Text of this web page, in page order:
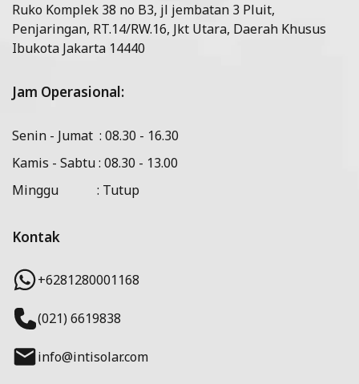
Ruko Komplek 38 no B3, jl jembatan 3 Pluit,
Penjaringan, RT.14/RW.16, Jkt Utara, Daerah Khusus
Ibukota Jakarta 14440
Jam Operasional:
Senin - Jumat : 08.30 - 16.30
Kamis - Sabtu : 08.30 - 13.00
Minggu : Tutup
Kontak
+6281280001168
(021) 6619838
info@intisolar.com